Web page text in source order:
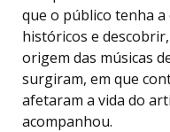
que o público tenha
históricos e
origem das músicas
surgiram, em que
afetaram a vida do
acompanhou.